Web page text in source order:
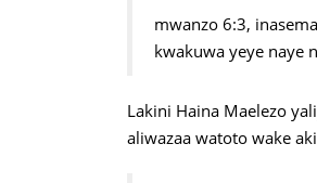
mwanzo 6:3,
kwakuwa yeye naye
Lakini Haina Maelezo
aliwazaa watoto wake